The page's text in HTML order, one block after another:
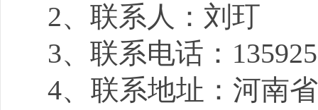
2、联系人： 刘玎
3、联系电话：
4、联系地址：河南